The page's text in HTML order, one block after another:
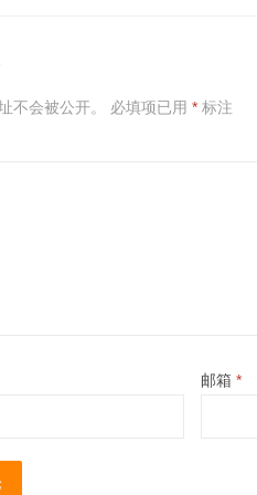
不会被公开。 必填项已用 * 标注
邮箱 *